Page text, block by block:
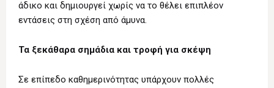
άδικο και δημιουργεί χωρίς να το θέλει επιπλέον
εντάσεις στη σχέση από άμυνα.
Τα ξεκάθαρα σημάδια και τροφή για σκέψη
Σε επίπεδο καθημερινότητας υπάρχουν πολλές